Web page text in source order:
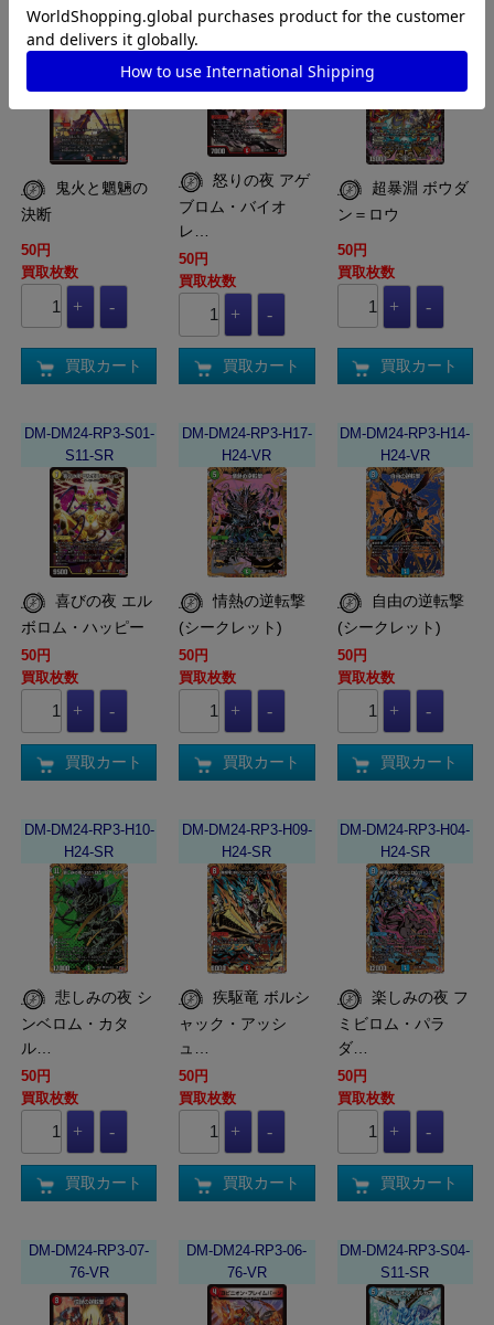
DM-DM24-RP3-S11-
S11-SR
決断
50円
買取枚数
買取カート
DM-DM24-RP3-S07-
怒りの夜 アゲ
ブロム・バイオ
レ…
50円
買取枚数
買取カート
DM-DM24-RP3-S05-
ン＝ロウ
50円
買取枚数
買取カート
DM-DM24-RP3-S01-
S11-SR
ボロム・ハッピー
50円
買取枚数
買取カート
DM-DM24-RP3-H17-
H24-VR
情熱の逆転撃
(シークレット)
50円
買取枚数
買取カート
DM-DM24-RP3-H14-
H24-VR
(シークレット)
50円
買取枚数
買取カート
DM-DM24-RP3-H10-
H24-SR
ンベロム・カタ
ル…
50円
買取枚数
買取カート
DM-DM24-RP3-H09-
H24-SR
疾駆竜 ボルシ
ャック・アッシ
ュ…
50円
買取枚数
買取カート
DM-DM24-RP3-H04-
H24-SR
ミビロム・パラ
ダ…
50円
買取枚数
買取カート
DM-DM24-RP3-07-
76-VR
DM-DM24-RP3-06-
76-VR
DM-DM24-RP3-S04-
S11-SR